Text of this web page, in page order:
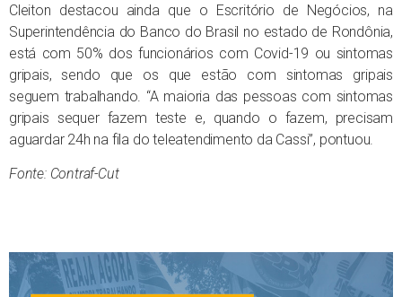
Cleiton destacou ainda que o Escritório de Negócios, na
Superintendência do Banco do Brasil no estado de Rondônia,
está com 50% dos funcionários com Covid-19 ou sintomas
gripais, sendo que os que estão com sintomas gripais
seguem trabalhando. “A maioria das pessoas com sintomas
gripais sequer fazem teste e, quando o fazem, precisam
aguardar 24h na fila do teleatendimento da Cassi”, pontuou.
Fonte: Contraf-Cut